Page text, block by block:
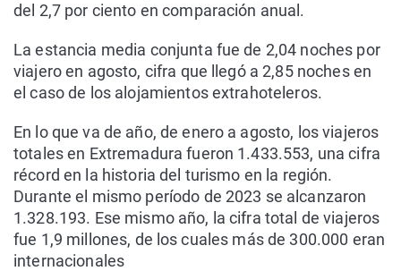
del 2,7 por ciento en comparación anual.
La estancia media conjunta fue de 2,04 noches por
viajero en agosto, cifra que llegó a 2,85 noches en
el caso de los alojamientos extrahoteleros.
En lo que va de año, de enero a agosto, los viajeros
totales en Extremadura fueron 1.433.553, una cifra
récord en la historia del turismo en la región.
Durante el mismo período de 2023 se alcanzaron
1.328.193. Ese mismo año, la cifra total de viajeros
fue 1,9 millones, de los cuales más de 300.000 eran
internacionales